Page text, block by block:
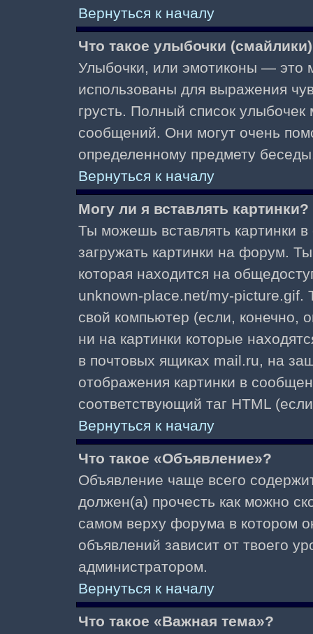
Вернуться к началу
Что такое улыбочки
Улыбочки, или эмотиконы — это
использованы для выражения
грусть. Полный список
сообщений. Они могут очень
определенному предмету
Вернуться к началу
Могу ли я вставлять картинки?
Ты можешь вставлять картинки
загружать картинки на форум.
которая находится на
unknown-place.net/my-picture.gif.
свой компьютер (если, конечно,
ни на картинки которые
в почтовых ящиках mail.ru, на
отображения картинки в
соответствующий таг HTML
Вернуться к началу
Что такое «Объявление»?
Объявление чаще всего
должен(а) прочесть как можно
самом верху форума в котором
объявлений зависит от твоего
администратором.
Вернуться к началу
Что такое «Важная тема»?